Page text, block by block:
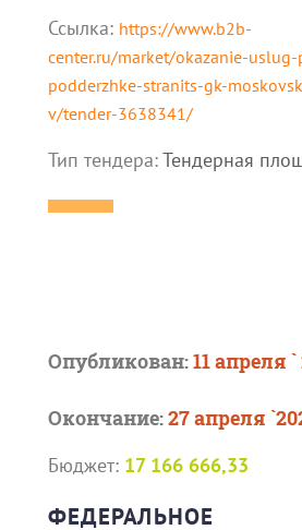
Ссылка: https://www.b2b-
center.ru/market/okazanie-
podderzhke-stranits-gk-
v/tender-3638341/
Тип тендера:Тендерная
Опубликован:11 апреля `
Окончание:27 апреля
Бюджет: 17 166 666,33
ФЕДЕРАЛЬНОЕ